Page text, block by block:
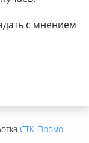
с мнением
СТК-Промо